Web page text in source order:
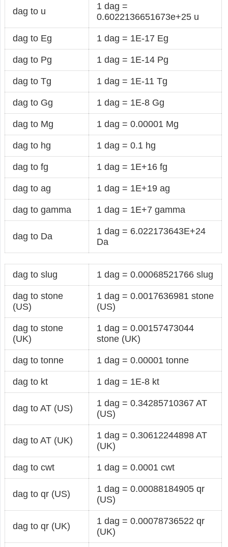
dag to u
1 dag =
0.6022136651673e+25 u
dag to Eg 1 dag = 1E-17 Eg
dag to Pg 1 dag = 1E-14 Pg
dag to Tg 1 dag = 1E-11 Tg
dag to Gg 1 dag = 1E-8 Gg
dag to Mg 1 dag = 0.00001 Mg
dag to hg 1 dag = 0.1 hg
dag to fg 1 dag = 1E+16 fg
dag to ag 1 dag = 1E+19 ag
dag to gamma 1 dag = 1E+7 gamma
dag to Da
1 dag = 6.022173643E+24
Da
dag to slug 1 dag = 0.00068521766 slug
dag to stone
(US)
1 dag = 0.0017636981 stone
(US)
dag to stone
(UK)
1 dag = 0.00157473044
stone (UK)
dag to tonne 1 dag = 0.00001 tonne
dag to kt 1 dag = 1E-8 kt
dag to AT (US)
1 dag = 0.34285710367 AT
(US)
dag to AT (UK)
1 dag = 0.30612244898 AT
(UK)
dag to cwt 1 dag = 0.0001 cwt
dag to qr (US)
1 dag = 0.00088184905 qr
(US)
dag to qr (UK)
1 dag = 0.00078736522 qr
(UK)